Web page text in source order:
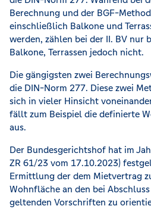
Berechnung und der BGF-
einschließlich Balkone und
werden, zählen bei der II. BV nur
Balkone, Terrassen jedoch nicht.
Die gängigsten zwei
die DIN-Norm 277. Diese zwei
sich in vieler Hinsicht
fällt zum Beispiel die definierte
aus.
Der Bundesgerichtshof hat im
ZR 61/23 vom 17.10.2023)
Ermittlung der dem Mietvertrag
Wohnfläche an den bei
geltenden Vorschriften zu